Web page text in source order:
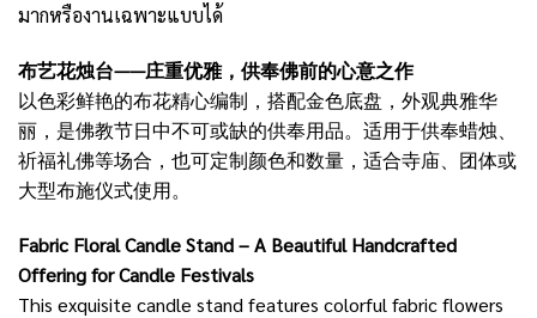
มากหรืองานเฉพาะแบบได้
布艺花烛台——庄重优雅，供奉佛前的心意之作
以色彩鲜艳的布花精心编制，搭配金色底盘，外观典雅华
丽，是佛教节日中不可或缺的供奉用品。适用于供奉蜡烛、
祈福礼佛等场合，也可定制颜色和数量，适合寺庙、团体或
大型布施仪式使用。
Fabric Floral Candle Stand – A Beautiful Handcrafted
Offering for Candle Festivals
This exquisite candle stand features colorful fabric flowers